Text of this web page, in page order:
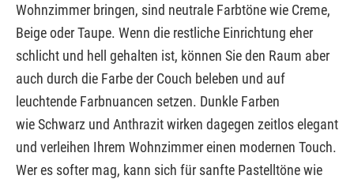
Wohnzimmer bringen, sind neutrale Farbtöne wie Creme,
Beige oder Taupe. Wenn die restliche Einrichtung eher
schlicht und hell gehalten ist, können Sie den Raum aber
auch durch die Farbe der Couch beleben und auf
leuchtende Farbnuancen setzen. Dunkle Farben
wie Schwarz und Anthrazit wirken dagegen zeitlos elegant
und verleihen Ihrem Wohnzimmer einen modernen Touch.
Wer es softer mag, kann sich für sanfte Pastelltöne wie